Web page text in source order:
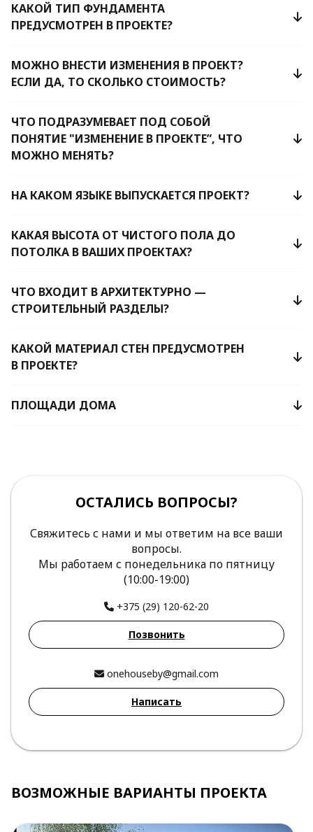
КАКОЙ ТИП ФУНДАМЕНТА
ПРЕДУСМОТРЕН В ПРОЕКТЕ?
МОЖНО ВНЕСТИ ИЗМЕНЕНИЯ В ПРОЕКТ?
ЕСЛИ ДА, ТО СКОЛЬКО СТОИМОСТЬ?
ЧТО ПОДРАЗУМЕВАЕТ ПОД СОБОЙ
ПОНЯТИЕ "ИЗМЕНЕНИЕ В ПРОЕКТЕ”, ЧТО
МОЖНО МЕНЯТЬ?
НА КАКОМ ЯЗЫКЕ ВЫПУСКАЕТСЯ ПРОЕКТ?
КАКАЯ ВЫСОТА ОТ ЧИСТОГО ПОЛА ДО
ПОТОЛКА В ВАШИХ ПРОЕКТАХ?
ЧТО ВХОДИТ В АРХИТЕКТУРНО —
СТРОИТЕЛЬНЫЙ РАЗДЕЛЫ?
КАКОЙ МАТЕРИАЛ СТЕН ПРЕДУСМОТРЕН
В ПРОЕКТЕ?
ПЛОЩАДИ ДОМА
ОСТАЛИСЬ ВОПРОСЫ?
Свяжитесь с нами и мы ответим на все ваши
вопросы.
Мы работаем с понедельника по пятницу
(10:00-19:00)
+375 (29) 120-62-20
Позвонить
onehouseby@gmail.com
Написать
ВОЗМОЖНЫЕ ВАРИАНТЫ ПРОЕКТА